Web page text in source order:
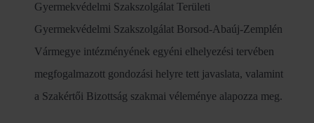
Gyermekvédelmi Szakszolgálat Területi
Gyermekvédelmi Szakszolgálat Borsod-Abaúj-Zemplén
Vármegye intézményének egyéni elhelyezési tervében
megfogalmazott gondozási helyre tett javaslata, valamint
a Szakértői Bizottság szakmai véleménye alapozza meg.